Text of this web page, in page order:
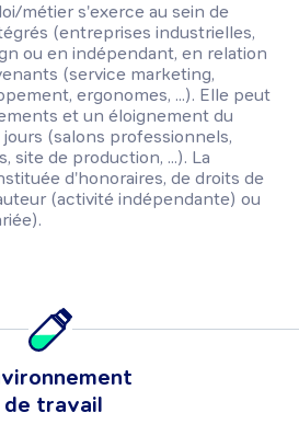
métier s'exerce au sein de
(entreprises industrielles,
ou en indépendant, en relation
(service marketing,
ergonomes, ...). Elle peut
et un éloignement du
(salons professionnels,
site de production, ...). La
d'honoraires, de droits de
(activité indépendante) ou
de travail